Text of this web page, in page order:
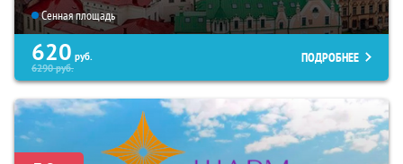
Сенная площадь
620 руб.
6290руб.
ПОДРОБНЕЕ